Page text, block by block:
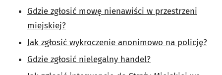
Gdzie zgłosić mowę nienawiści w przestrzeni
miejskiej?
Jak zgłosić wykroczenie anonimowo na policję?
Gdzie zgłosić nielegalny handel?